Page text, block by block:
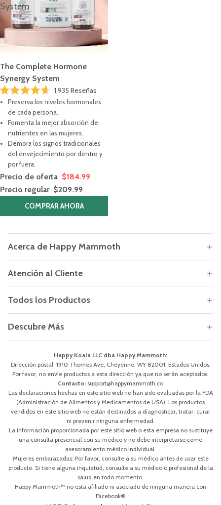
System
The Complete Hormone
Synergy System
Calificado
4.7
estrellas
1,935 Reseñas
Preserva los niveles hormonales
de cada persona.
Fomenta la mejor absorción de
nutrientes en las mujeres.
Demora los signos tradicionales
del envejecimiento por dentro y
por fuera.
Precio de oferta $184.99
Precio regular $209.99
COMPRAR AHORA
Acerca de Happy Mammoth
Atención al Cliente
Todos los Productos
Descubre Más
Happy Koala LLC dba Happy Mammoth:
Dirección postal: 1910 Thomes Ave, Cheyenne, WY 82001, Estados Unidos.
Por favor, no envíe productos a esta dirección ya que no serán aceptados.
Contacto: support@happymammoth.co
Las declaraciones hechas en este sitio web no han sido evaluadas por la FDA
(Administración de Alimentos y Medicamentos de USA). Los productos
vendidos en este sitio web no están destinados a diagnosticar, tratar, curar
ni prevenir ninguna enfermedad.
La información proporcionada por este sitio web o esta empresa no sustituye
una consulta presencial con su médico y no debe interpretarse como
asesoramiento médico individual.
Mujeres embarazadas: Por favor, consulte a su médico antes de usar este
producto. Si tiene alguna inquietud, consulte a su médico o profesional de la
salud en todo momento.
Happy Mammoth™ no está afiliado ni asociado de ninguna manera con
Facebook®